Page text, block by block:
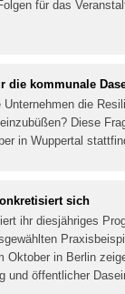
für das
die kommunale
die
Diese
in Wuppertal
sich
ihr diesjähriges
in Berlin
und öffentlicher